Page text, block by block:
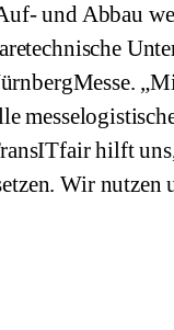
und Abbau
hilft
Wir nutzen